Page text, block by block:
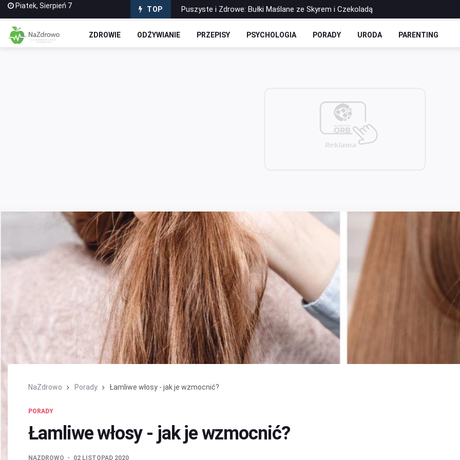
Piatek, Sierpień 7 TOP
Domowe Ciasto Drożdżowe: Dwie Opcje – Słodko i Wytrawnie
ZDROWIE ODŻYWIANIE PRZEPISY PSYCHOLOGIA PORADY URODA PARENTING
NaZdrowo Porady Łamliwe włosy - jak je wzmocnić?
PORADY
Łamliwe włosy - jak je wzmocnić?
NAZDROWO 02 LISTOPAD 2020